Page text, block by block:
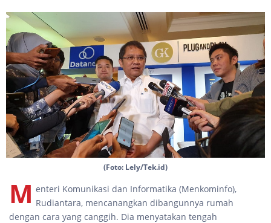
(Foto: Lely/Tek.id)
M enteri Komunikasi dan Informatika (Menkominfo),
Rudiantara, mencanangkan dibangunnya rumah
dengan cara yang canggih. Dia menyatakan tengah